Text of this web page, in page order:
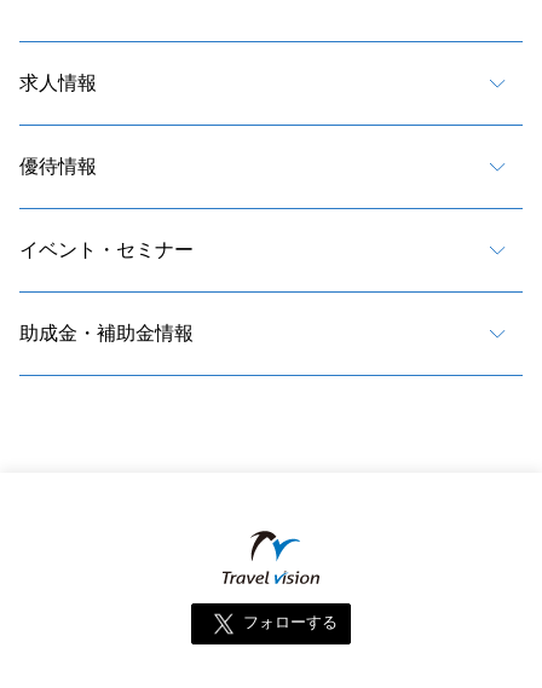
求人情報
優待情報
イベント・セミナー
助成金・補助金情報
フォローする